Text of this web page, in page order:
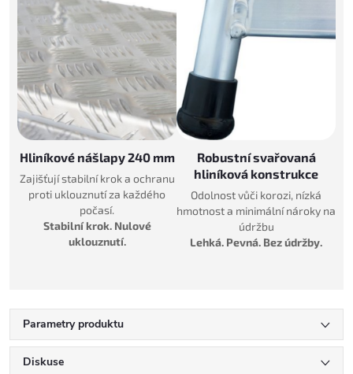
Hliníkové nášlapy 240 mm
Zajišťují stabilní krok a ochranu
proti uklouznutí za každého
počasí.
Stabilní krok. Nulové
uklouznutí.
Robustní svařovaná
hliníková konstrukce
Odolnost vůči korozi, nízká
hmotnost a minimální nároky na
údržbu
Lehká. Pevná. Bez údržby.
Parametry produktu
Diskuse